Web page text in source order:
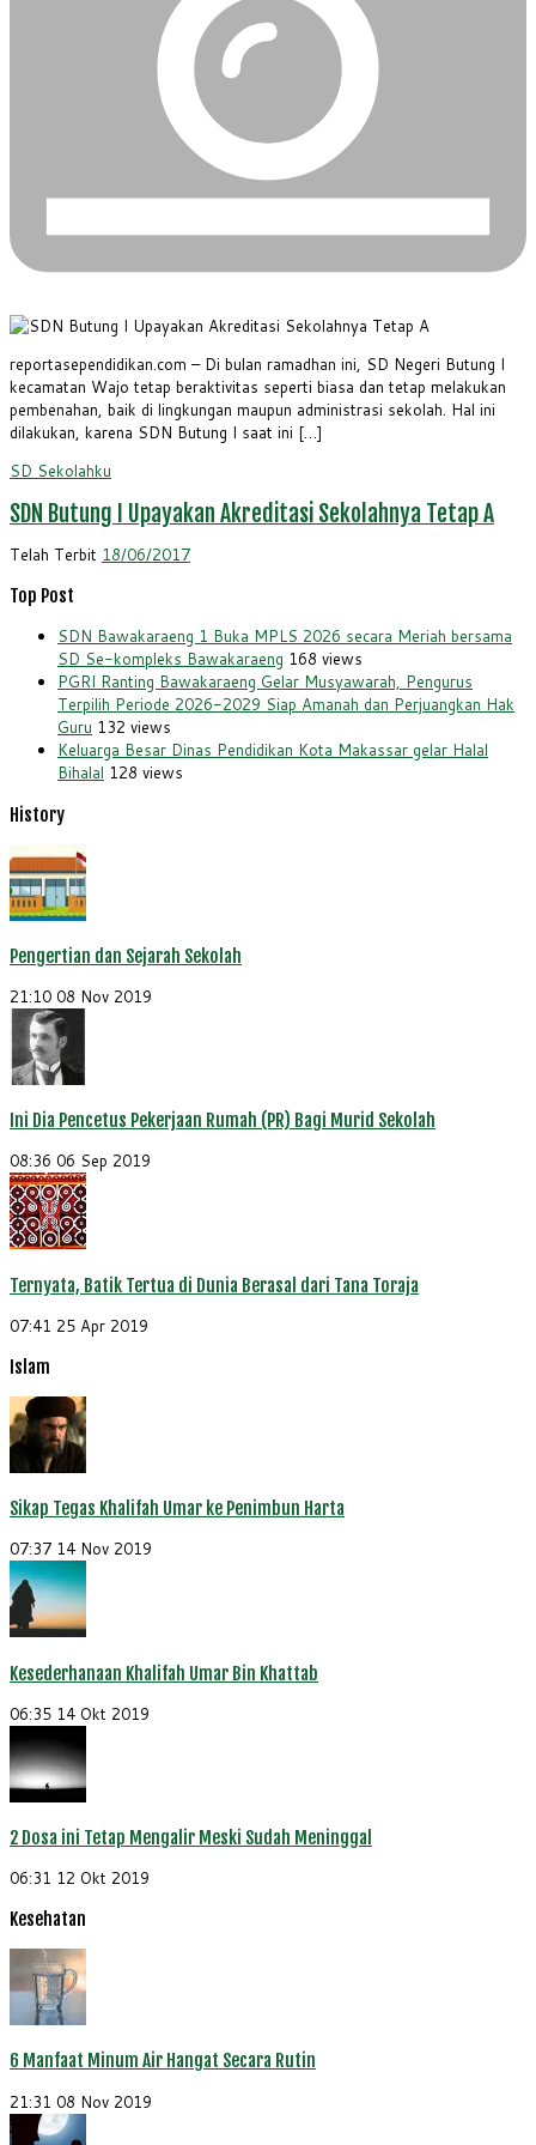
reportasependidikan.com – Di bulan ramadhan ini, SD Negeri Butung I
kecamatan Wajo tetap beraktivitas seperti biasa dan tetap melakukan
pembenahan, baik di lingkungan maupun administrasi sekolah. Hal ini
dilakukan, karena SDN Butung I saat ini […]
SD Sekolahku
SDN Butung I Upayakan Akreditasi Sekolahnya Tetap A
Telah Terbit 18/06/2017
Top Post
SDN Bawakaraeng 1 Buka MPLS 2026 secara Meriah bersama
SD Se-kompleks Bawakaraeng 168 views
PGRI Ranting Bawakaraeng Gelar Musyawarah, Pengurus
Terpilih Periode 2026-2029 Siap Amanah dan Perjuangkan Hak
Guru 132 views
Keluarga Besar Dinas Pendidikan Kota Makassar gelar Halal
Bihalal 128 views
History
Pengertian dan Sejarah Sekolah
21:10 08 Nov 2019
Ini Dia Pencetus Pekerjaan Rumah (PR) Bagi Murid Sekolah
08:36 06 Sep 2019
Ternyata, Batik Tertua di Dunia Berasal dari Tana Toraja
07:41 25 Apr 2019
Islam
Sikap Tegas Khalifah Umar ke Penimbun Harta
07:37 14 Nov 2019
Kesederhanaan Khalifah Umar Bin Khattab
06:35 14 Okt 2019
2 Dosa ini Tetap Mengalir Meski Sudah Meninggal
06:31 12 Okt 2019
Kesehatan
6 Manfaat Minum Air Hangat Secara Rutin
21:31 08 Nov 2019